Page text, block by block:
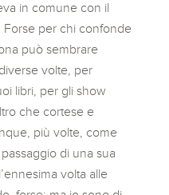
in comune con il
Forse per chi confonde
può sembrare
volte, per
libri, per gli show
che cortese e
più volte, come
di una sua
volta alle